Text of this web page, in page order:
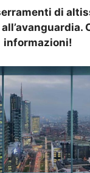
di
informazioni!